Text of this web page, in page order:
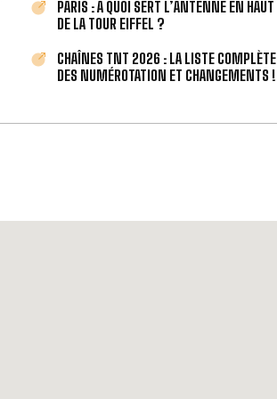
PARIS : À QUOI SERT L’ANTENNE EN HAUT
DE LA TOUR EIFFEL ?
CHAÎNES TNT 2026 : LA LISTE COMPLÈTE
DES NUMÉROTATION ET CHANGEMENTS !